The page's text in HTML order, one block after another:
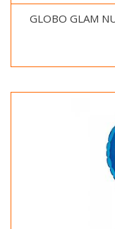
GLOBO GLAM